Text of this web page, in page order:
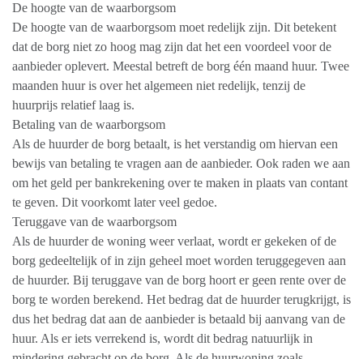
De hoogte van de waarborgsom
De hoogte van de waarborgsom moet redelijk zijn. Dit betekent
dat de borg niet zo hoog mag zijn dat het een voordeel voor de
aanbieder oplevert. Meestal betreft de borg één maand huur. Twee
maanden huur is over het algemeen niet redelijk, tenzij de
huurprijs relatief laag is.
Betaling van de waarborgsom
Als de huurder de borg betaalt, is het verstandig om hiervan een
bewijs van betaling te vragen aan de aanbieder. Ook raden we aan
om het geld per bankrekening over te maken in plaats van contant
te geven. Dit voorkomt later veel gedoe.
Teruggave van de waarborgsom
Als de huurder de woning weer verlaat, wordt er gekeken of de
borg gedeeltelijk of in zijn geheel moet worden teruggegeven aan
de huurder. Bij teruggave van de borg hoort er geen rente over de
borg te worden berekend. Het bedrag dat de huurder terugkrijgt, is
dus het bedrag dat aan de aanbieder is betaald bij aanvang van de
huur. Als er iets verrekend is, wordt dit bedrag natuurlijk in